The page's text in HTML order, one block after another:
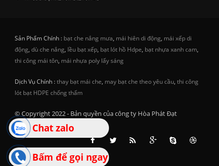
Bấm để gọi ngay
Chat zalo
Sản Phẩm Chính : bạt che nắng mưa, mái hiên di động, mái xếp di
động, dù che nắng, lều bạt xếp, bạt lót hồ Hdpe, bạt nhựa xanh cam,
thi công mái tôn, mái nhựa poly lấy sáng
Dịch Vụ Chính :thay bạt mái che, may bạt che theo yêu cầu, thi công
lót bạt HDPE chống thấm
© Copyright 2022 - Bản quyền của công ty Hòa Phát Đạt